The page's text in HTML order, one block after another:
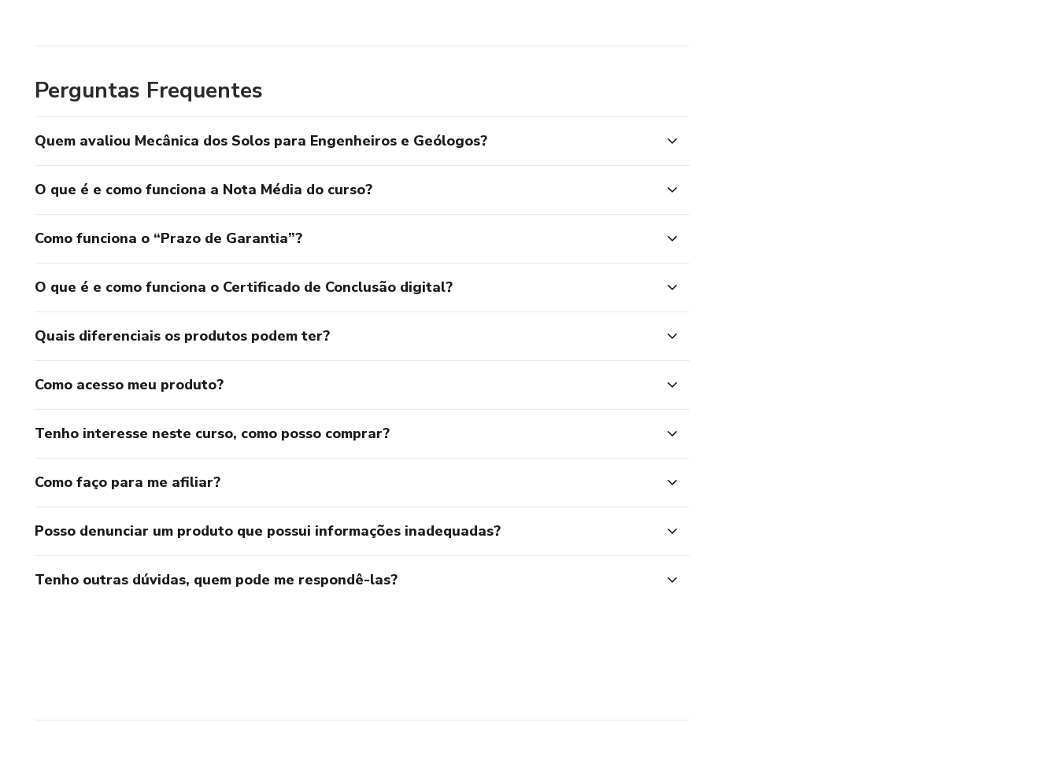
Perguntas Frequentes
Quem avaliou Mecânica dos Solos para Engenheiros e Geólogos?
O que é e como funciona a Nota Média do curso?
Como funciona o “Prazo de Garantia”?
O que é e como funciona o Certificado de Conclusão digital?
Quais diferenciais os produtos podem ter?
Como acesso meu produto?
Tenho interesse neste curso, como posso comprar?
Como faço para me afiliar?
Posso denunciar um produto que possui informações inadequadas?
Tenho outras dúvidas, quem pode me respondê-las?